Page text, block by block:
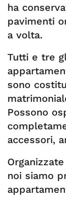
ha
pavimenti
a volta.
Tutti e tre
sono
Possono
accessori,
noi siamo